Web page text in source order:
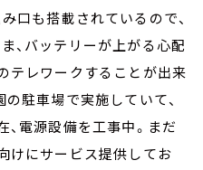
口も搭載されているので、
、バッテリーが上がる心配
テレワークすることが出来
駐車場で実施していて、
、電源設備を工事中。まだ
けにサービス提供してお